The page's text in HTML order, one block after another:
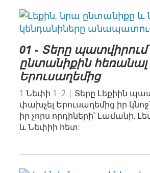
01 - Տերը պատվիրում
ընտանիքին հեռանալ
Երուսաղեմից
1 Նեփի 1–2 | Տերը Լեքիին
փախչել Երուսաղեմից իր
իր չորս որդիների՝ Լամանի,
և Նեփիի հետ: